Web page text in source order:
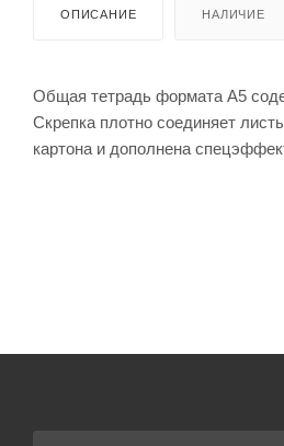
ОПИСАНИЕ НАЛИЧИЕ
Общая тетрадь формата А5
Скрепка плотно соединяет
картона и дополнена